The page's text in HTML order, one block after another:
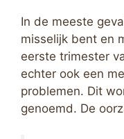
In de meeste
misselijk bent en
eerste trimester
echter ook een
problemen. Dit
genoemd. De